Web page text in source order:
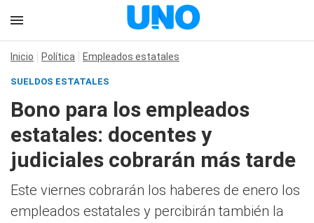
Inicio Política Empleados estatales
SUELDOS ESTATALES
Bono para los empleados
estatales: docentes y
judiciales cobrarán más tarde
Este viernes cobrarán los haberes de enero los
empleados estatales y percibirán también la